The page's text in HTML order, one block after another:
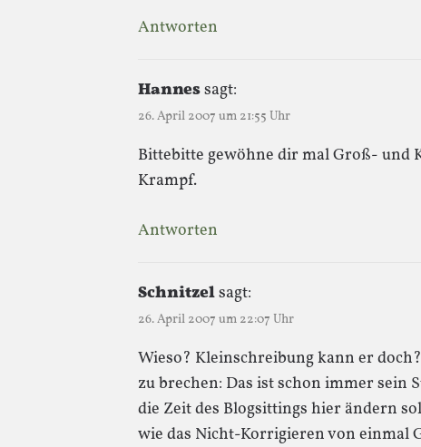
Antworten
Hannessagt:
26. April 2007 um 21:55 Uhr
Bittebitte gewöhne dir mal Groß- und
Krampf.
Antworten
Schnitzelsagt:
26. April 2007 um 22:07 Uhr
Wieso? Kleinschreibung kann er doch?
zu brechen: Das ist schon immer sein
die Zeit des Blogsittings hier ändern
wie das Nicht-Korrigieren von einmal